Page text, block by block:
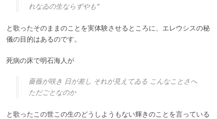
れなゐの生ならずやも”
と歌ったそのままのことを実体験させるところに、エレウシスの秘
儀の目的はあるのです。
死病の床で明石海人が
薔薇が咲き 日が差し それが見えてゐる こんなことさへ
ただごとなのか
と歌ったこの世この生のどうしようもない輝きのことを言っている